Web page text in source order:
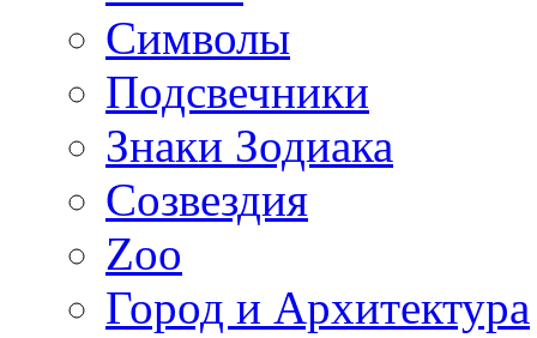
Символы
Подсвечники
Знаки Зодиака
Созвездия
Zoo
Город и Архитектура